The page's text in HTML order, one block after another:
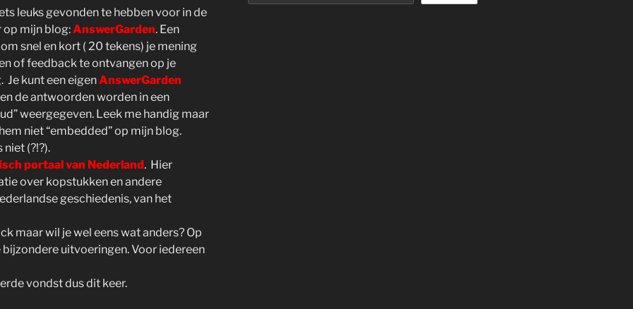
leuks gevonden te hebben voor in de
op mijn blog:AnswerGarden. Een
snel en kort ( 20 tekens) je mening
of feedback te ontvangen op je
Je kunt een eigenAnswerGarden
de antwoorden worden in een
weergegeven. Leek me handig maar
niet “embedded” op mijn blog.
(?!?).
portaal van Nederland. Hier
over kopstukken en andere
geschiedenis, van het
maar wil je wel eens wat anders? Op
bijzondere uitvoeringen. Voor iedereen
vondst dus dit keer.